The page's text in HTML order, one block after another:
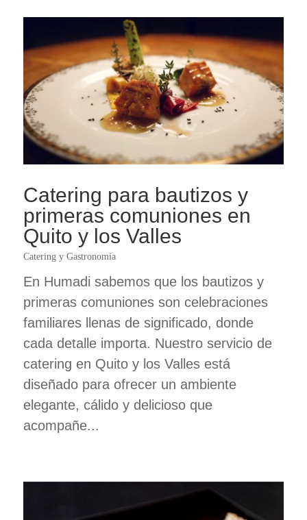
Catering para bautizos y
primeras comuniones en
Quito y los Valles
Catering y Gastronomía
En Humadi sabemos que los bautizos y
primeras comuniones son celebraciones
familiares llenas de significado, donde
cada detalle importa. Nuestro servicio de
catering en Quito y los Valles está
diseñado para ofrecer un ambiente
elegante, cálido y delicioso que
acompañe...